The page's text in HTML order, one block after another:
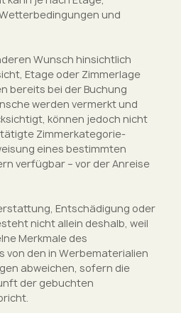
und
Wunsch hinsichtlich
Etage oder Zimmerlage
bereits bei der Buchung
werden vermerkt und
können jedoch nicht
Zimmerkategorie-
eines bestimmten
verfügbar – vor der Anreise
Entschädigung oder
nicht allein deshalb, weil
Merkmale des
von den in Werbematerialien
abweichen, sofern die
der gebuchten